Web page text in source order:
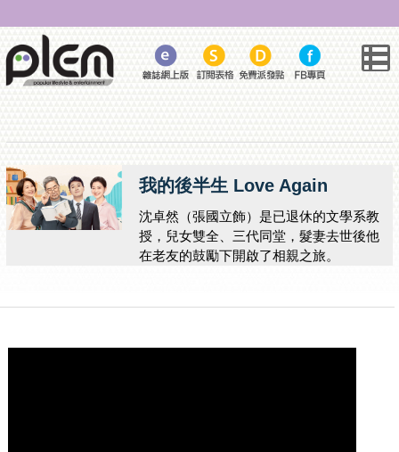
我的後半生 Love Again
沈卓然（張國立飾）是已退休的文學系教
授，兒女雙全、三代同堂，髮妻去世後他
在老友的鼓勵下開啟了相親之旅。